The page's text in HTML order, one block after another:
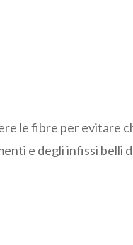
le fibre per evitare
e degli infissi belli